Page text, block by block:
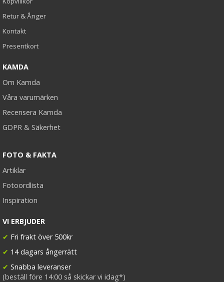
Retur & Ånger
Kontakt
Presentkort
KAMDA
Om Kamda
Våra varumärken
Recensera Kamda
GDPR & Säkerhet
FOTO & FAKTA
Artiklar
Fotoordlista
Inspiration
VI ERBJUDER
✔ Fri frakt över 500kr
✔ 14 dagars ångerrätt
✔ Snabba leveranser
(beställ före 14:00 så skickar vi idag*)